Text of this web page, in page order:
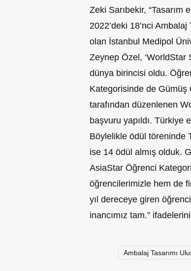
Zeki Sarıbekir,
2022’deki 18’nci Ambalaj
olan İstanbul Medipol
Zeynep Özel, ‘WorldStar
dünya birincisi oldu.
Kategorisinde de Gümüş
tarafından düzenlenen
başvuru yapıldı. Türkiye
Böylelikle ödül töreninde
ise 14 ödül almış olduk.
AsiaStar Öğrenci
öğrencilerimizle hem de
yıl dereceye giren
inancımız tam.”
Ambalaj Tasarımı